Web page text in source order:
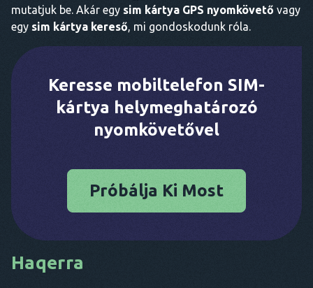
mutatjuk be. Akár egy sim kártya GPS nyomkövető vagy
egy sim kártya kereső, mi gondoskodunk róla.
Keresse mobiltelefon SIM-
kártya helymeghatározó
nyomkövetővel
Próbálja Ki Most
Haqerra